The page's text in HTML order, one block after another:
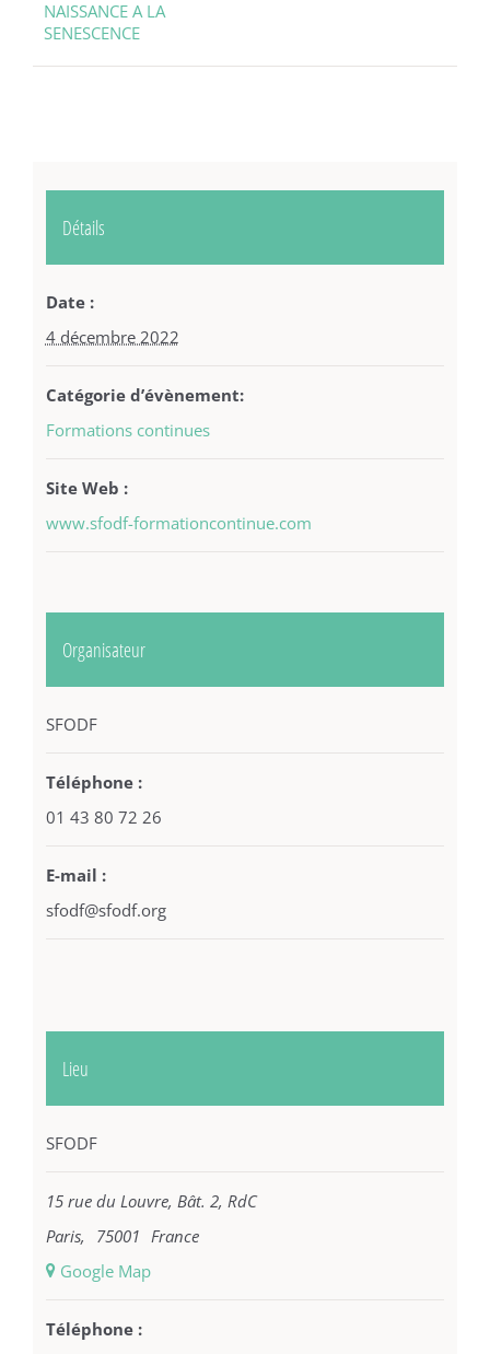
NAISSANCE A LA
SENESCENCE
Détails
Date :
4 décembre 2022
Catégorie d’évènement:
Formations continues
Site Web :
www.sfodf-formationcontinue.com
Organisateur
SFODF
Téléphone :
01 43 80 72 26
E-mail :
sfodf@sfodf.org
Lieu
SFODF
15 rue du Louvre, Bât. 2, RdC
Paris, 75001 France
+ Google Map
Téléphone :